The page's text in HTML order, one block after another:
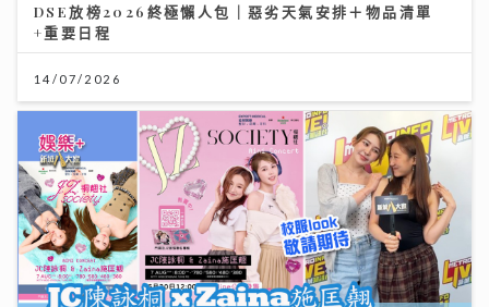
DSE放榜2026終極懶人包｜惡劣天氣安排＋物品清單
+重要日程
14/07/2026